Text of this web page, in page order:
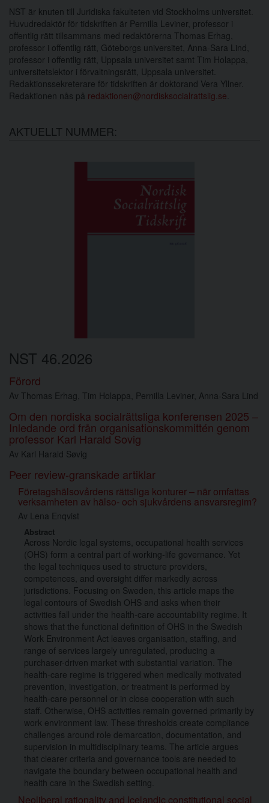
NST är knuten till Juridiska fakulteten vid Stockholms universitet.
Huvudredaktör för tidskriften är Pernilla Leviner, professor i
offentlig rätt tillsammans med redaktörerna Thomas Erhag,
professor i offentlig rätt, Göteborgs universitet, Anna-Sara Lind,
professor i offentlig rätt, Uppsala universitet samt Tim Holappa,
universitetslektor i förvaltningsrätt, Uppsala universitet.
Redaktionssekreterare för tidskriften är doktorand Vera Yllner.
Redaktionen nås på redaktionen@nordisksocialrattslig.se.
AKTUELLT NUMMER:
NST 46.2026
Förord
Av Thomas Erhag, Tim Holappa, Pernilla Leviner, Anna-Sara Lind
Om den nordiska socialrättsliga konferensen 2025 –
Inledande ord från organisationskommittén genom
professor Karl Harald Sovig
Av Karl Harald Søvig
Peer review-granskade artiklar
Företagshälsovårdens rättsliga konturer – när omfattas
verksamheten av hälso- och sjukvårdens ansvarsregim?
Av Lena Enqvist
Abstract
Across Nordic legal systems, occupational health services
(OHS) form a central part of working-life governance. Yet
the legal techniques used to structure providers,
competences, and oversight differ markedly across
jurisdictions. Focusing on Sweden, this article maps the
legal contours of Swedish OHS and asks when their
activities fall under the health-care accountability regime. It
shows that the functional definition of OHS in the Swedish
Work Environment Act leaves organisation, staffing, and
range of services largely unregulated, producing a
purchaser-driven market with substantial variation. The
health-care regime is triggered when medically motivated
prevention, investigation, or treatment is performed by
health-care personnel or in close cooperation with such
staff. Otherwise, OHS activities remain governed primarily by
work environment law. These thresholds create compliance
challenges around role demarcation, documentation, and
supervision in multidisciplinary teams. The article argues
that clearer criteria and governance tools are needed to
navigate the boundary between occupational health and
health care in the Swedish setting.
Neoliberal rationality and Icelandic constitutional social